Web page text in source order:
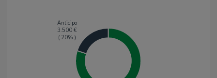
Anticipo
3.500 €
( 20% )